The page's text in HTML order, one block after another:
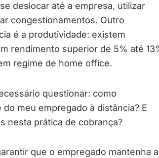
deslocar até a empresa, utilizar
congestionamentos. Outro
é a produtividade: existem
rendimento superior de 5% até
regime de home office.
questionar: como
meu empregado à distância? E
nesta prática de cobrança?
que o empregado mantenha a